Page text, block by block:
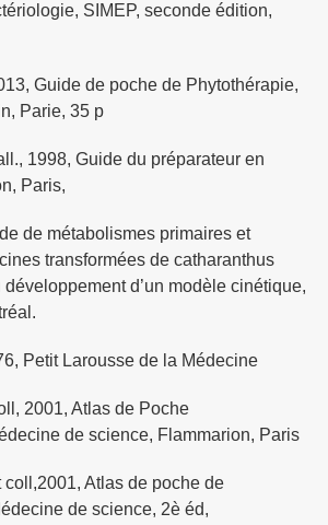
SIMEP, seconde édition,
Guide de poche de Phytothérapie,
Parie, 35 p
1998, Guide du préparateur en
Paris,
de métabolismes primaires et
transformées de catharanthus
d’un modèle cinétique,
Petit Larousse de la Médecine
2001, Atlas de Poche
de science, Flammarion, Paris
Atlas de poche de
de science, 2è éd,